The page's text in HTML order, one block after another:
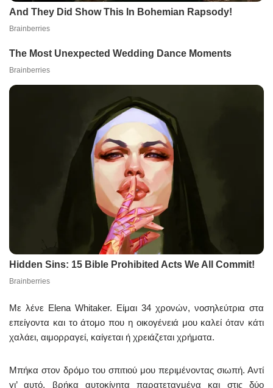
Με λένε Elena Whitaker. Είμαι 34 χρονών, νοσηλεύτρια στα
επείγοντα και το άτομο που η οικογένειά μου καλεί όταν κάτι
χαλάει, αιμορραγεί, καίγεται ή χρειάζεται χρήματα.
Μπήκα στον δρόμο του σπιτιού μου περιμένοντας σιωπή. Αντί
γι’ αυτό, βρήκα αυτοκίνητα παρατεταγμένα και στις δύο